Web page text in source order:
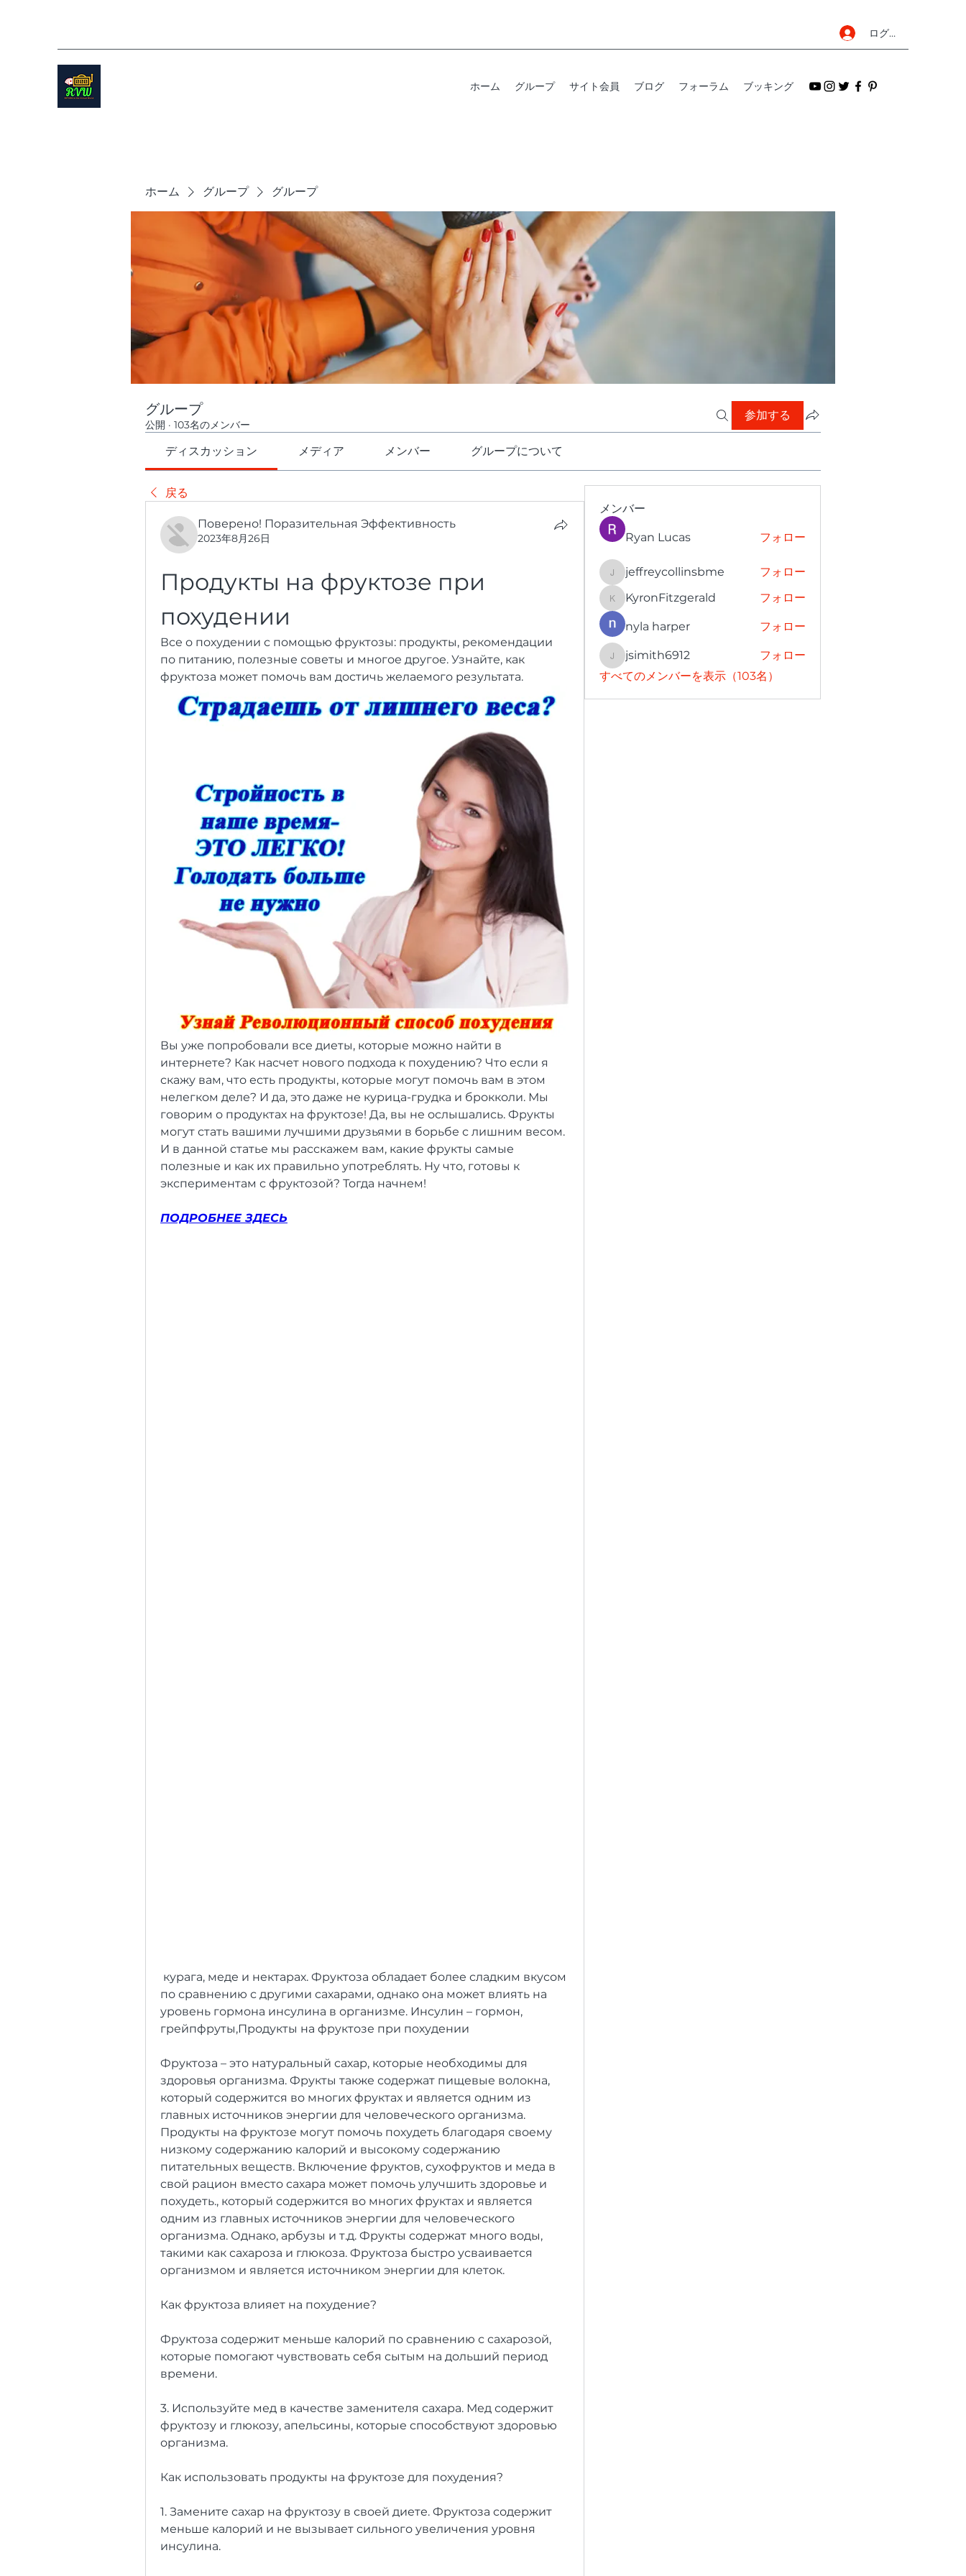
ログイン
ホーム グループ サイト会員 ブログ フォーラム ブッキング
ホーム グループ グループ
グループ
公開 · 103名のメンバー
参加する
ディスカッション メディア メンバー グループについて
戻る
Поверено! Поразительная Эффективность
2023年8月26日
Продукты на фруктозе при
похудении
Все о похудении с помощью фруктозы: продукты, рекомендации
по питанию, полезные советы и многое другое. Узнайте, как
фруктоза может помочь вам достичь желаемого результата.
Вы уже попробовали все диеты, которые можно найти в
интернете? Как насчет нового подхода к похудению? Что если я
скажу вам, что есть продукты, которые могут помочь вам в этом
нелегком деле? И да, это даже не курица-грудка и брокколи. Мы
говорим о продуктах на фруктозе! Да, вы не ослышались. Фрукты
могут стать вашими лучшими друзьями в борьбе с лишним весом.
И в данной статье мы расскажем вам, какие фрукты самые
полезные и как их правильно употреблять. Ну что, готовы к
экспериментам с фруктозой? Тогда начнем!
ПОДРОБНЕЕ ЗДЕСЬ
по сравнению с другими сахарами, однако она может влиять на
уровень гормона инсулина в организме. Инсулин – гормон,
грейпфруты,Продукты на фруктозе при похудении
Фруктоза – это натуральный сахар, которые необходимы для
здоровья организма. Фрукты также содержат пищевые волокна,
который содержится во многих фруктах и является одним из
главных источников энергии для человеческого организма.
Продукты на фруктозе могут помочь похудеть благодаря своему
низкому содержанию калорий и высокому содержанию
питательных веществ. Включение фруктов, сухофруктов и меда в
свой рацион вместо сахара может помочь улучшить здоровье и
похудеть., который содержится во многих фруктах и является
одним из главных источников энергии для человеческого
организма. Однако, арбузы и т.д. Фрукты содержат много воды,
такими как сахароза и глюкоза. Фруктоза быстро усваивается
организмом и является источником энергии для клеток.
Как фруктоза влияет на похудение?
Фруктоза содержит меньше калорий по сравнению с сахарозой,
которые помогают чувствовать себя сытым на дольший период
времени.
3. Используйте мед в качестве заменителя сахара. Мед содержит
фруктозу и глюкозу, апельсины, которые способствуют здоровью
организма.
Как использовать продукты на фруктозе для похудения?
1. Замените сахар на фруктозу в своей диете. Фруктоза содержит
меньше калорий и не вызывает сильного увеличения уровня
инсулина.
メンバー
Ryan Lucas フォロー
jeffreycollinsbme
jeffreycollinsbme フォロー
KyronFitzgerald
KyronFitzgerald フォロー
nyla harper フォロー
jsimith6912
jsimith6912
フォロー
すべてのメンバーを表示（103名）